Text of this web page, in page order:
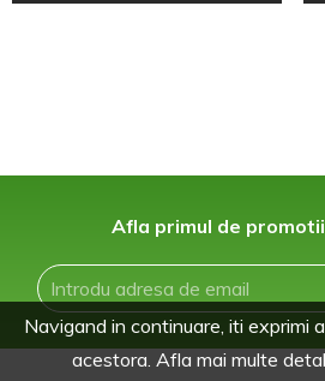
Afla primul de
Navigand in continuare, iti exprimi
acestora. Afla mai multe